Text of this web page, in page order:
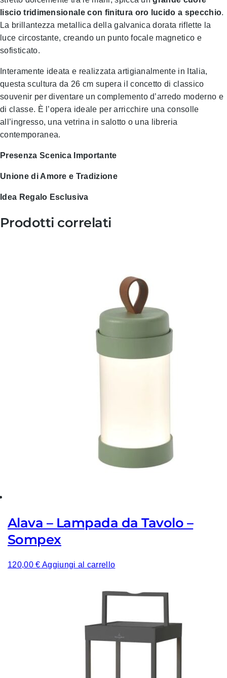
liscio tridimensionale con finitura oro lucido a specchio.
La brillantezza metallica della galvanica dorata riflette la
luce circostante, creando un punto focale magnetico e
sofisticato.
Interamente ideata e realizzata artigianalmente in Italia,
questa scultura da 26 cm supera il concetto di classico
souvenir per diventare un complemento d’arredo moderno e
di classe. È l’opera ideale per arricchire una consolle
all’ingresso, una vetrina in salotto o una libreria
contemporanea.
Presenza Scenica Importante
Unione di Amore e Tradizione
Idea Regalo Esclusiva
Prodotti correlati
Alava – Lampada da Tavolo –
Sompex
120,00€ Aggiungi al carrello